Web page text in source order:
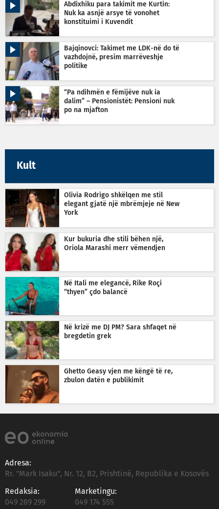
Abdixhiku para takimit me Kurtin:
Nuk ka asnjë arsye të vonohet
konstituimi i Kuvendit
Bajqinovci: Takimet me LDK-në do të
vazhdojnë, presim marrëveshje
politike
“Pa ndihmën e fëmijëve nuk ia
dalim” – Pensionistët: Pensioni nuk
po na mjafton
Kult
Olivia Rodrigo shkëlqen me stil
elegant gjatë një mbrëmjeje në New
York
Kur bukuria dhe stili bëhen një,
Oriola Marashi merr vëmendjen
Në Itali me elegancë, Rike Roçi
“thyen” çdo balancë
Në krizë me DJ PM? Sara shfaqet në
bregdetin grek
Ghetto Geasy vjen me këngë të re,
zbulon datën e publikimit
Adresa:
Rr. "Mark Isaku", Nr. 12, B2, Prishtinë, Republika e Kosovës
Redaksia:
049 289 299
Marketingu:
049 174 555